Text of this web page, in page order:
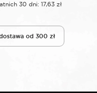
30 dni: 17,63 zł
od 300 zł